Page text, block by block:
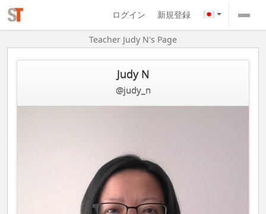
ログイン 新規登録
Teacher Judy N's Page
Judy N
@judy_n